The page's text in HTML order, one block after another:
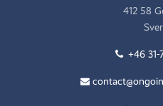
412 58
+46